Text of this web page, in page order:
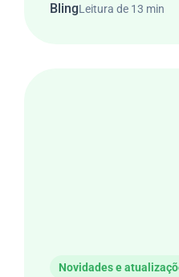
BlingLeitura de 13 min
Novidades e